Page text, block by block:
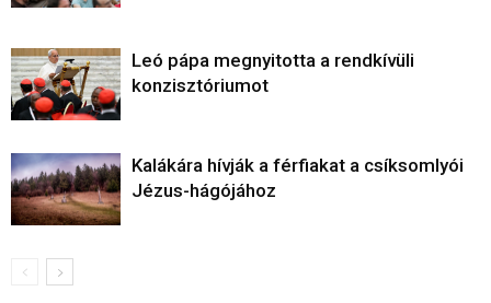
Leó pápa megnyitotta a rendkívüli
konzisztóriumot
Kalákára hívják a férfiakat a csíksomlyói
Jézus-hágójához